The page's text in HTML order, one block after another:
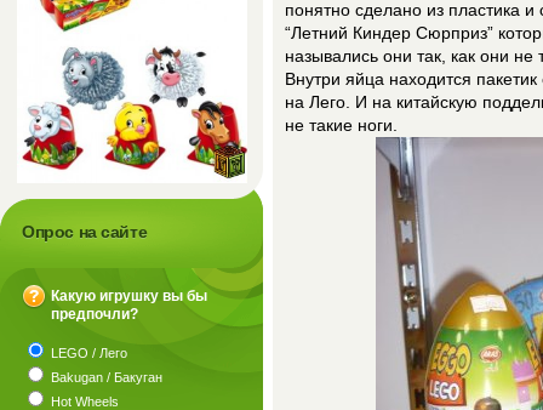
понятно сделано из пластика
“Летний Киндер Сюрприз”
назывались они так, как они не
Внутри яйца находится
на Лего. И на китайскую
не такие ноги.
Опрос на сайте
Какую игрушку вы бы
предпочли?
LEGO / Лего
Bakugan / Бакуган
Hot Wheels